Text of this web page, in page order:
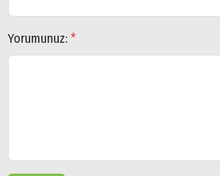
Yorumunuz: *
Doğubayazıt